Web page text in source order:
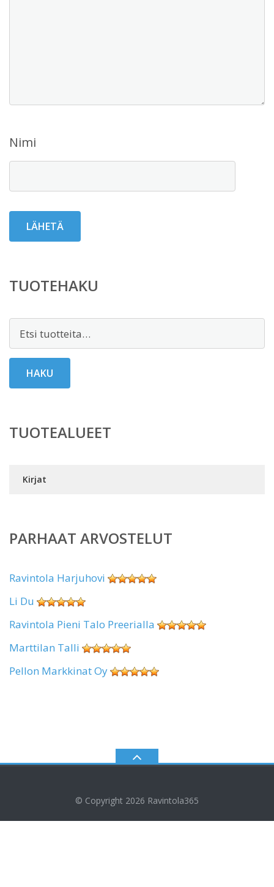
Nimi
TUOTEHAKU
HAKU
TUOTEALUEET
Kirjat
PARHAAT ARVOSTELUT
Ravintola Harjuhovi
Li Du
Ravintola Pieni Talo Preerialla
Marttilan Talli
Pellon Markkinat Oy
© Copyright 2026 Ravintola365